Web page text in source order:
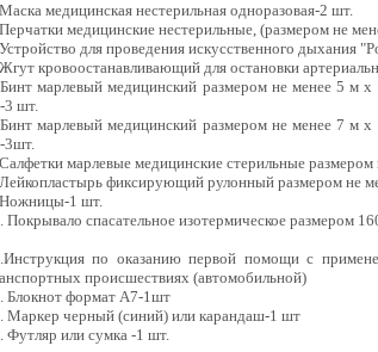
Маска медицинская нестерильная одноразовая-2 шт.
Перчатки медицинские нестерильные, (размером не
Устройство для проведения искусственного дыхания
Жгут кровоостанавливающий для остановки
Бинт марлевый медицинский размером не менее 5 м
3 шт.
Бинт марлевый медицинский размером не менее 7 м x
-3шт.
Салфетки марлевые медицинские стерильные
Лейкопластырь фиксирующий рулонный размером не
Ножницы-1 шт.
Покрывало спасательное изотермическое размером
Инструкция по оказанию первой помощи с
происшествиях (автомобильной)
Блокнот формат А7-1шт
Маркер черный (синий) или карандаш-1 шт
Футляр или сумка -1 шт.